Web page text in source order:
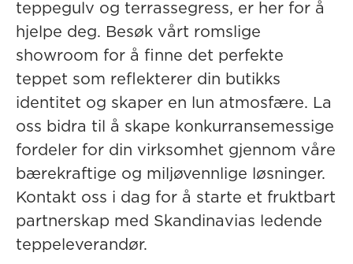
teppegulv og terrassegress, er her for å
hjelpe deg. Besøk vårt romslige
showroom for å finne det perfekte
teppet som reflekterer din butikks
identitet og skaper en lun atmosfære. La
oss bidra til å skape konkurransemessige
fordeler for din virksomhet gjennom våre
bærekraftige og miljøvennlige løsninger.
Kontakt oss i dag for å starte et fruktbart
partnerskap med Skandinavias ledende
teppeleverandør.